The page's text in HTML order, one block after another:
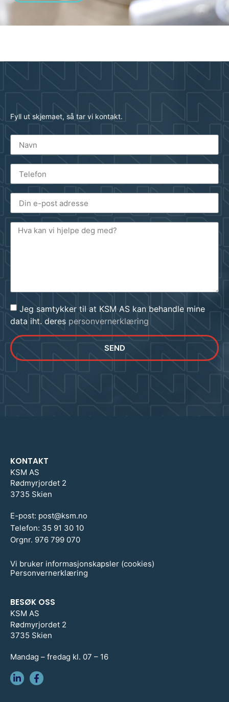
Fyll ut skjemaet, så tar vi kontakt.
Jeg samtykker til at KSM AS kan behandle mine
data iht. deres personvernerklæring
SEND
KONTAKT
KSM AS
Rødmyrjordet 2
3735 Skien
E-post: post@ksm.no
Telefon: 35 91 30 10
Orgnr. 976 799 070
Vi bruker informasjonskapsler (cookies)
Personvernerklæring
BESØK OSS
KSM AS
Rødmyrjordet 2
3735 Skien
Mandag – fredag kl. 07 – 16